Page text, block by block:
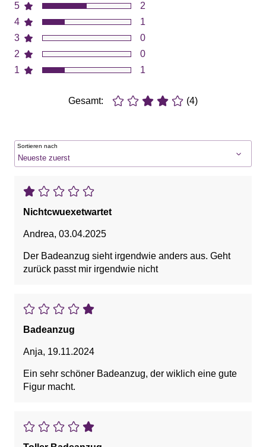
5
4
3
2
1
2
1
0
0
1
Gesamt: (4)
Sortieren nach
Nichtcwuexetwartet
Andrea, 03.04.2025
Der Badeanzug sieht irgendwie anders aus. Geht
zurück passt mir irgendwie nicht
Badeanzug
Anja, 19.11.2024
Ein sehr schöner Badeanzug, der wiklich eine gute
Figur macht.